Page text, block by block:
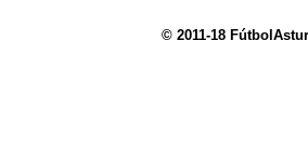
© 2011-18